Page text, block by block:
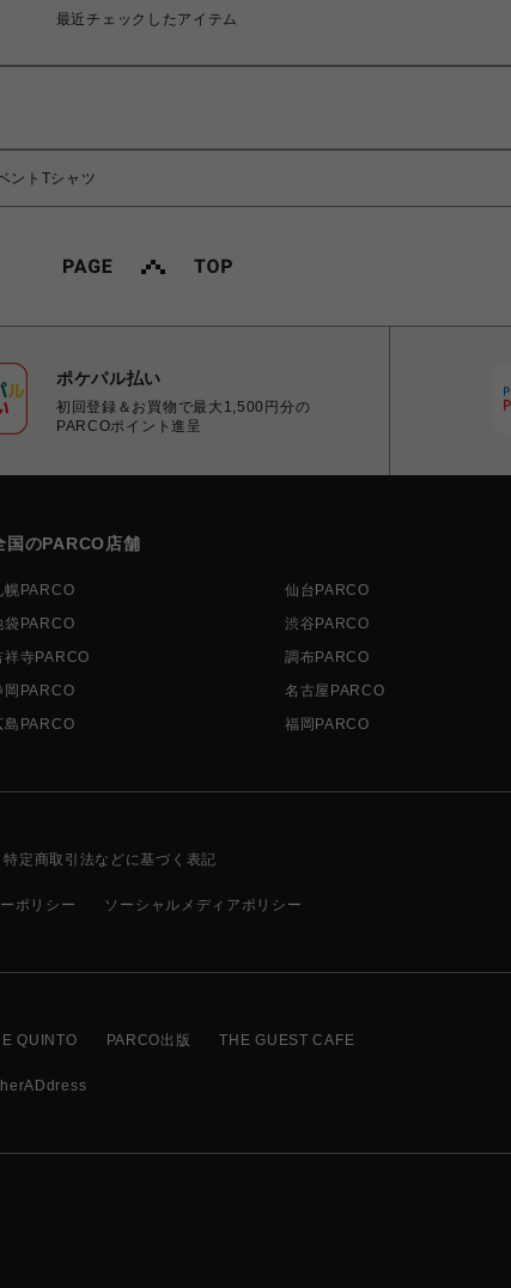
最近チェックしたアイテム
ントTシャツ
ポケパル払い
初回登録＆お買物で最大1,500円分の
PARCOポイント進呈
国のPARCO店舗
幌PARCO 仙台PARCO
袋PARCO
渋谷PARCO
祥寺PARCO
調布PARCO
岡PARCO
名古屋PARCO
島PARCO
福岡PARCO
特定商取引法などに基づく表記
ポリシー ソーシャルメディアポリシー
QUINTO PARCO出版 THE GUEST CAFE